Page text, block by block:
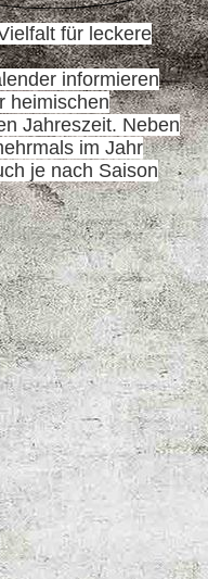
für leckere
informieren
heimischen
Jahreszeit. Neben
im Jahr
je nach Saison